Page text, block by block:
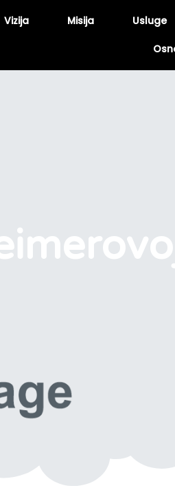
Vizija Misija Usluge